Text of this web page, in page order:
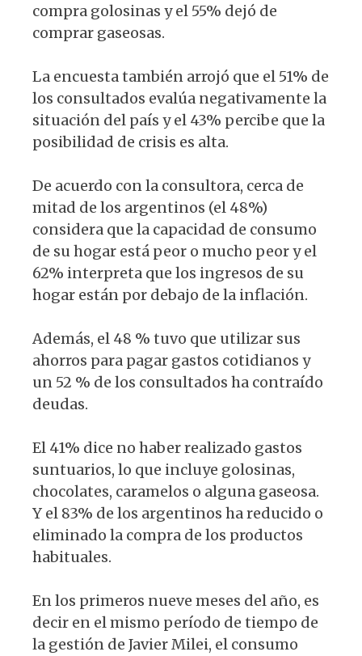
compra golosinas y el 55% dejó de
comprar gaseosas.
La encuesta también arrojó que el 51% de
los consultados evalúa negativamente la
situación del país y el 43% percibe que la
posibilidad de crisis es alta.
De acuerdo con la consultora, cerca de
mitad de los argentinos (el 48%)
considera que la capacidad de consumo
de su hogar está peor o mucho peor y el
62% interpreta que los ingresos de su
hogar están por debajo de la inflación.
Además, el 48 % tuvo que utilizar sus
ahorros para pagar gastos cotidianos y
un 52 % de los consultados ha contraído
deudas.
El 41% dice no haber realizado gastos
suntuarios, lo que incluye golosinas,
chocolates, caramelos o alguna gaseosa.
Y el 83% de los argentinos ha reducido o
eliminado la compra de los productos
habituales.
En los primeros nueve meses del año, es
decir en el mismo período de tiempo de
la gestión de Javier Milei, el consumo